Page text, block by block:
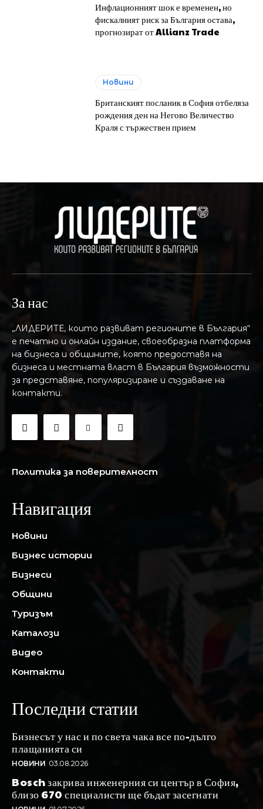
Инфлационният шок е временен, но
фискалният риск за България остава,
прогнозират от Allianz Trade
Новини
Британският посланик в София отбеляза
рождения ден на Негово Величество
Краля с тържествен прием
За нас
„ЛИДЕРИТЕ, които развиват регионите в България“
е печатно и онлайн издание, своеобразна платформа
на бизнеса и общините, която предоставя на
бизнесa и местната власт в България възможности
за представяне, популяризиране и създаване на
контакти.
Политика за поверителност
Навигация
Новини
Бизнес истории
Бизнеси
Общини
Туризъм
Каталози
Видео
Контакти
Последни статии
Бизнесът у нас и по света чака все по-дълго
плащанията си
НОВИНИ 03.08.2026
Bosch закрива инженерния си център в София,
близо 670 специалисти ще бъдат засегнати